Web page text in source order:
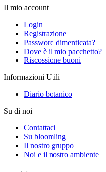
Il mio account
Login
Registrazione
Password dimenticata?
Dove è il mio pacchetto?
Riscossione buoni
Informazioni Utili
Diario botanico
Su di noi
Contattaci
Su bloomling
Il nostro gruppo
Noi e il nostro ambiente